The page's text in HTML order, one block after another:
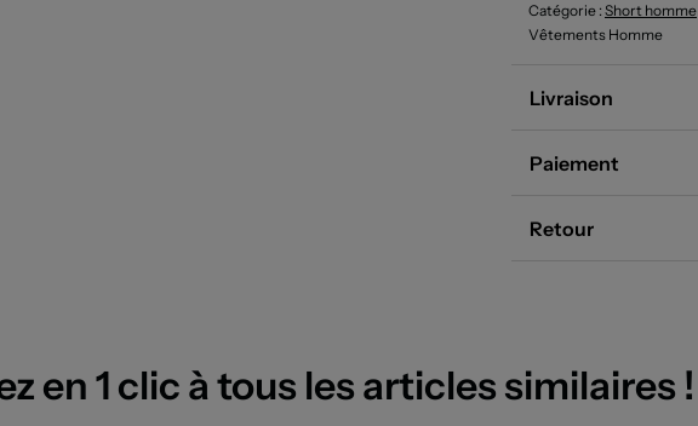
Catégorie : Short homme
Vêtements Homme
Livraison
Paiement
Retour
en 1 clic à tous les articles similaires !